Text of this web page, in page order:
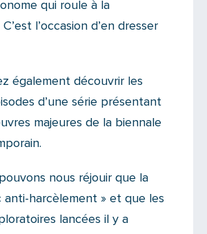
qui roule à la
l’occasion d’en dresser
également découvrir les
d’une série présentant
majeures de la biennale
nous réjouir que la
anti-harcèlement » et que les
lancées il y a